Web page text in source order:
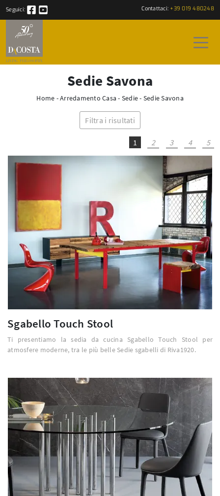
Seguici: Contattaci: +39 019 480248
Sedie Savona
Home -Arredamento Casa - Sedie- Sedie Savona
Filtra i risultati
1 2 3 4 5
Sgabello Touch Stool
Ti presentiamo la sedia da cucina Sgabello Touch Stool per
atmosfere moderne, tra le più belle Sedie sgabelli di Riva1920.